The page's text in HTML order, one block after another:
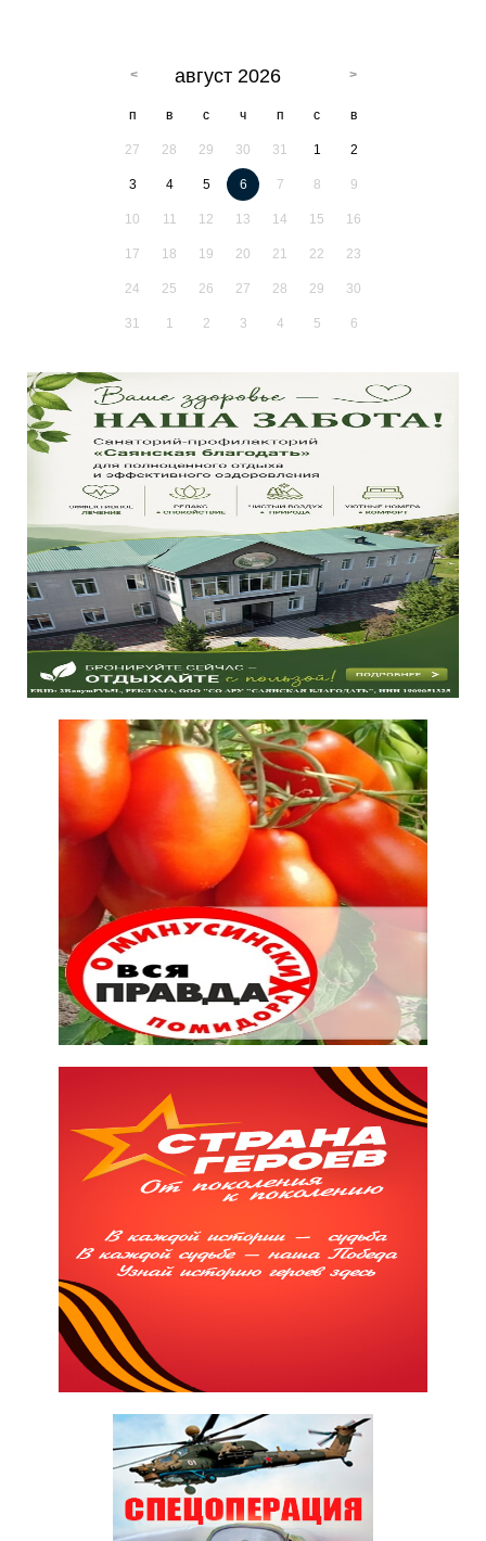
август 2026
п в с ч п с в
27 28 29 30 31 1 2
3 4 5 6 7 8 9
10 11 12 13 14 15 16
17 18 19 20 21 22 23
24 25 26 27 28 29 30
31 1 2 3 4 5 6